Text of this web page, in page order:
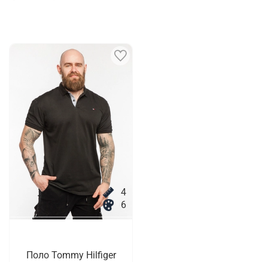
4
6
Поло Tommy Hilfiger